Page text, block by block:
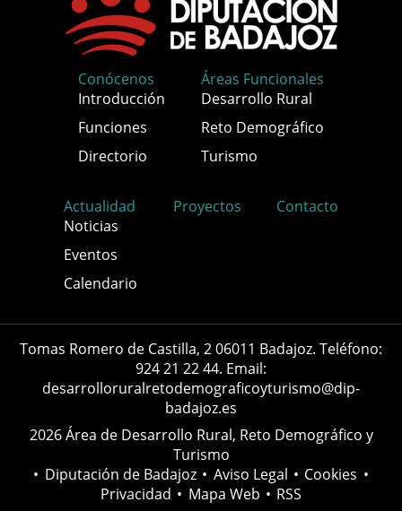
Conócenos
Introducción
Funciones
Directorio
Áreas Funcionales
Desarrollo Rural
Reto Demográfico
Turismo
Actualidad
Noticias
Eventos
Calendario
Proyectos Contacto
Tomas Romero de Castilla, 2 06011 Badajoz. Teléfono:
924 21 22 44. Email:
desarrolloruralretodemograficoyturismo@dip-
badajoz.es
2026 Área de Desarrollo Rural, Reto Demográfico y
Turismo
• Diputación de Badajoz • Aviso Legal • Cookies •
Privacidad • Mapa Web • RSS